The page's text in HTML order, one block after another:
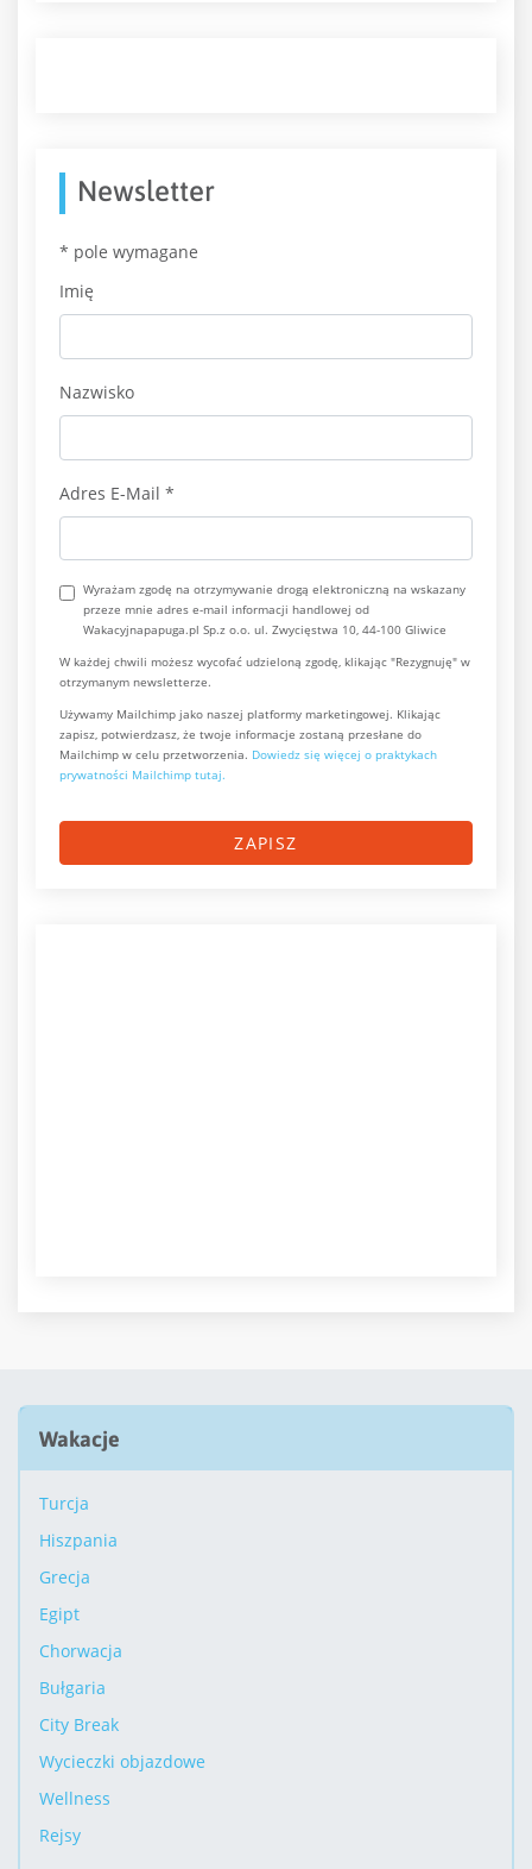
Newsletter
* pole wymagane
Imię
Nazwisko
Adres E-Mail *
Wyrażam zgodę na otrzymywanie drogą elektroniczną na wskazany
przeze mnie adres e-mail informacji handlowej od
Wakacyjnapapuga.pl Sp.z o.o. ul. Zwycięstwa 10, 44-100 Gliwice
W każdej chwili możesz wycofać udzieloną zgodę, klikając "Rezygnuję" w
otrzymanym newsletterze.
Używamy Mailchimp jako naszej platformy marketingowej. Klikając
zapisz, potwierdzasz, że twoje informacje zostaną przesłane do
Mailchimp w celu przetworzenia. Dowiedz się więcej o praktykach
prywatności Mailchimp tutaj.
ZAPISZ
Wakacje
Turcja
Hiszpania
Grecja
Egipt
Chorwacja
Bułgaria
City Break
Wycieczki objazdowe
Wellness
Rejsy